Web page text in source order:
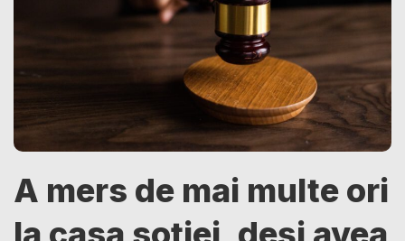
A mers de mai multe ori